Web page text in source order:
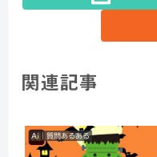
関連記事
Ai｜質問あるある